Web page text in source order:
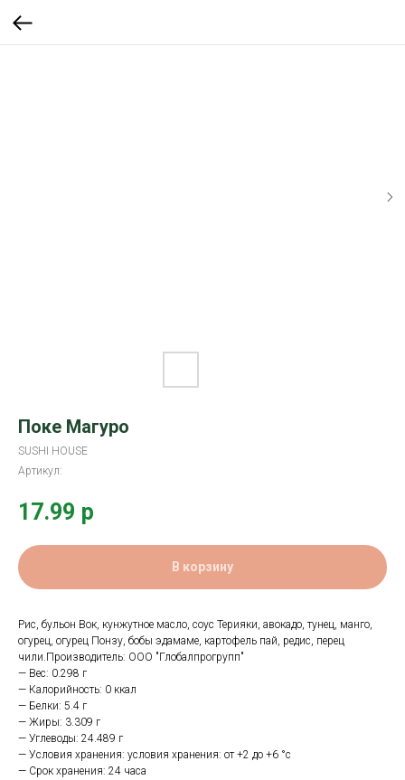
Поке Магуро
SUSHI HOUSE
Артикул:
17.99 р
В корзину
Рис, бульон Вок, кунжутное масло, соус Терияки, авокадо, тунец, манго,
огурец, огурец Понзу, бобы эдамаме, картофель пай, редис, перец
чили.Производитель: ООО "Глобалпрогрупп"
— Вес: 0.298 г
— Калорийность: 0 ккал
— Белки: 5.4 г
— Жиры: 3.309 г
— Углеводы: 24.489 г
— Условия хранения: условия хранения: от +2 до +6 °с
— Срок хранения: 24 часа